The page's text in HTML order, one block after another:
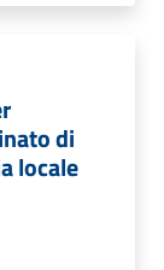
di
locale